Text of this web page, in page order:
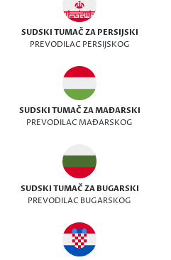
SUDSKI TUMAČ ZA PERSIJSKI
PREVODILAC PERSIJSKOG
SUDSKI TUMAČ ZA MAĐARSKI
PREVODILAC MAĐARSKOG
SUDSKI TUMAČ ZA BUGARSKI
PREVODILAC BUGARSKOG